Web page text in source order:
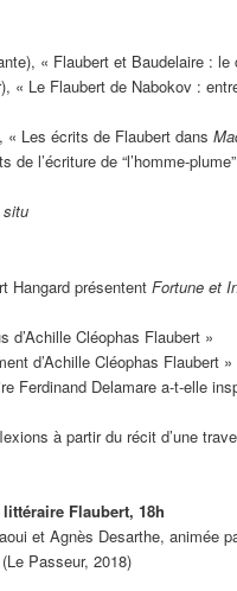
« Flaubert et Baudelaire :
« Le Flaubert de Nabokov :
« Les écrits de Flaubert dans
l’écriture de “l’homme-
Hangard présentent Fortune et
d’Achille Cléophas Flaubert »
d’Achille Cléophas Flaubert »
Ferdinand Delamare a-t-elle
à partir du récit d’une
Flaubert, 18h
et Agnès Desarthe, animée
(Le Passeur, 2018)